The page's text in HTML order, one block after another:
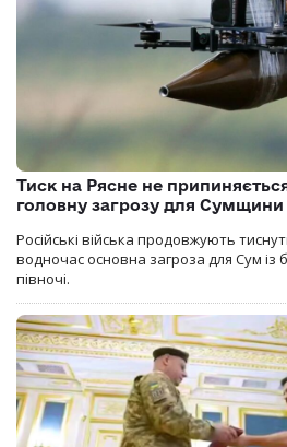
Тиск на Рясне не
головну загрозу для Сумщини
Російські війська продовжують
водночас основна загроза для Сум із
півночі.